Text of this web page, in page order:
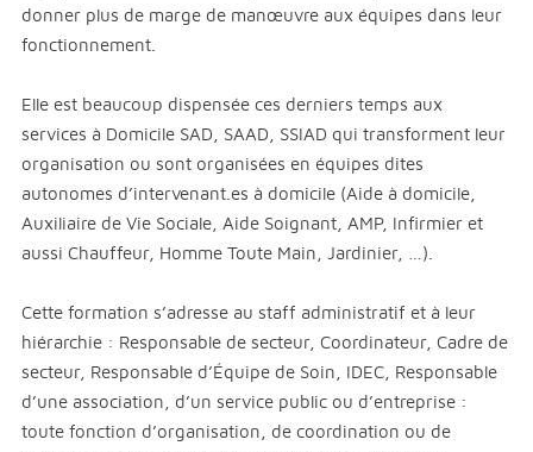
donner plus de marge de manœuvre aux équipes dans leur
fonctionnement.
Elle est beaucoup dispensée ces derniers temps aux
services à Domicile SAD, SAAD, SSIAD qui transforment leur
organisation ou sont organisées en équipes dites
autonomes d’intervenant.es à domicile (Aide à domicile,
Auxiliaire de Vie Sociale, Aide Soignant, AMP, Infirmier et
aussi Chauffeur, Homme Toute Main, Jardinier, …).
Cette formation s’adresse au staff administratif et à leur
hiérarchie : Responsable de secteur, Coordinateur, Cadre de
secteur, Responsable d’Équipe de Soin, IDEC, Responsable
d’une association, d’un service public ou d’entreprise :
toute fonction d’organisation, de coordination ou de